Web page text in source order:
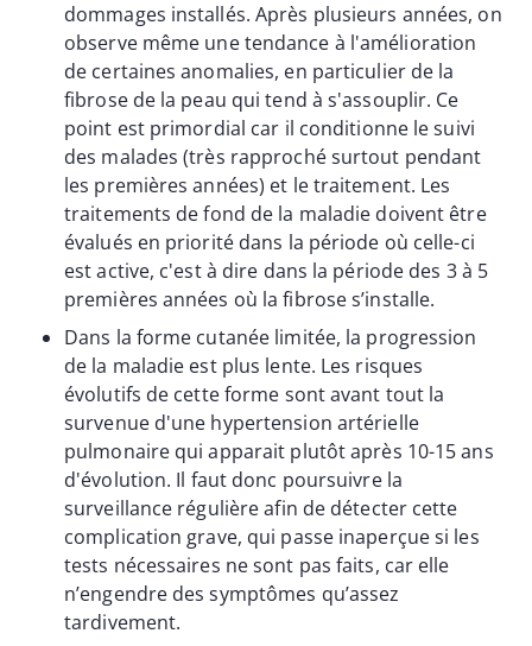
dommages installés. Après plusieurs années, on
observe même une tendance à l'amélioration
de certaines anomalies, en particulier de la
fibrose de la peau qui tend à s'assouplir. Ce
point est primordial car il conditionne le suivi
des malades (très rapproché surtout pendant
les premières années) et le traitement. Les
traitements de fond de la maladie doivent être
évalués en priorité dans la période où celle-ci
est active, c'est à dire dans la période des 3 à 5
premières années où la fibrose s’installe.
Dans la forme cutanée limitée, la progression
de la maladie est plus lente. Les risques
évolutifs de cette forme sont avant tout la
survenue d'une hypertension artérielle
pulmonaire qui apparait plutôt après 10-15 ans
d'évolution. Il faut donc poursuivre la
surveillance régulière afin de détecter cette
complication grave, qui passe inaperçue si les
tests nécessaires ne sont pas faits, car elle
n’engendre des symptômes qu’assez
tardivement.